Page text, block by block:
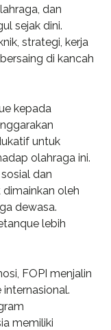
dan
sejak dini.
strategi, kerja
di kancah
kepada
untuk
olahraga ini.
dan
oleh
dewasa.
lebih
FOPI menjalin
memiliki